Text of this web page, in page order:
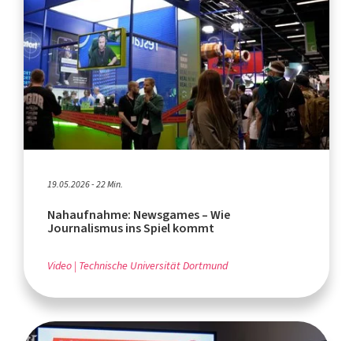
19.05.2026 - 22 Min.
Nahaufnahme: Newsgames – Wie
Journalismus ins Spiel kommt
Video Technische Universität Dortmund